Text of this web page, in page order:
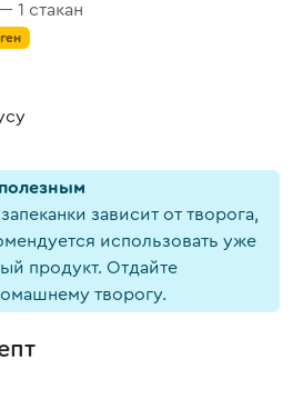
1 стакан
зависит от творога,
использовать уже
продукт. Отдайте
творогу.